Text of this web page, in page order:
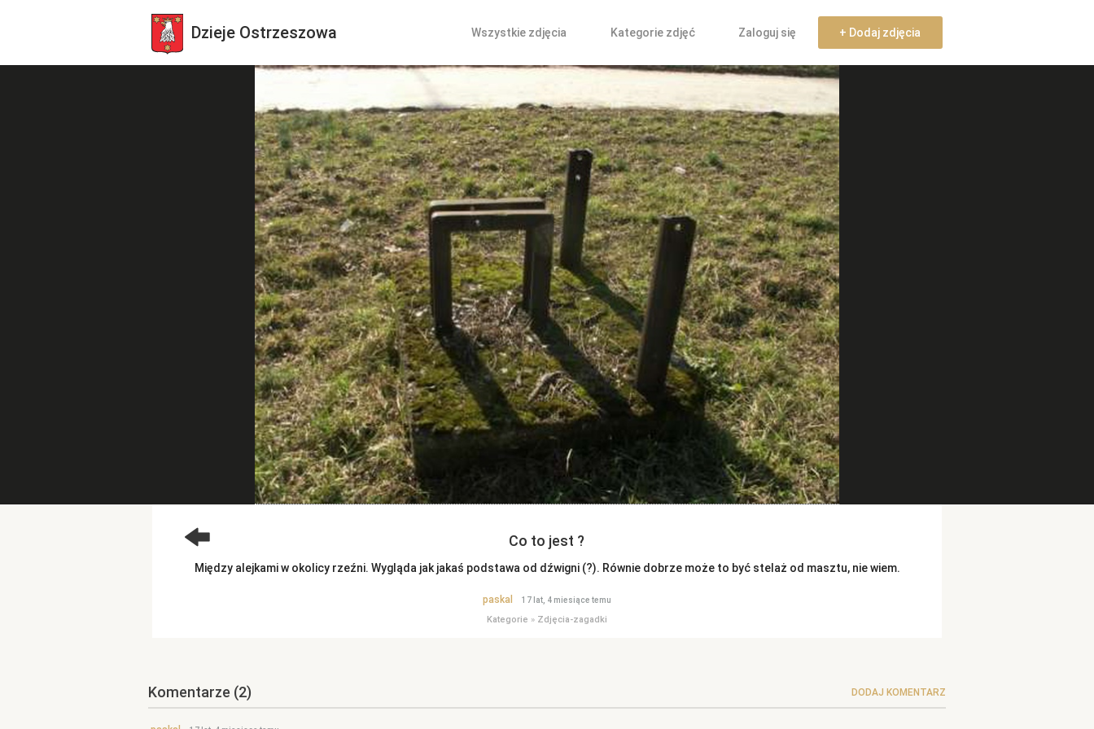
Dzieje Ostrzeszowa Wszystkie zdjęcia Kategorie zdjęć Zaloguj się + Dodaj zdjęcia
Co to jest ?
Między alejkami w okolicy rzeźni. Wygląda jak jakaś podstawa od dźwigni (?). Równie dobrze może to być stelaż od masztu, nie wiem.
paskal 17 lat, 4 miesiące temu
Kategorie » Zdjęcia-zagadki
Komentarze (2) DODAJ KOMENTARZ